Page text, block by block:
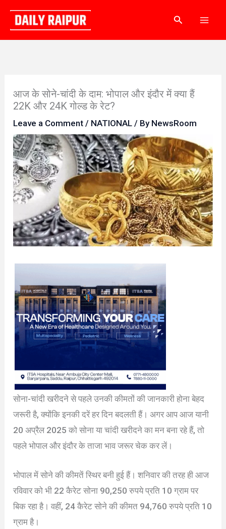
content
Search
आज के सोने-चांदी के दाम: भोपाल और इंदौर में क्या हैं
22K और 24K गोल्ड के रेट?
Leave a Comment / NATIONAL / By NewsRoom
सोना-चांदी खरीदने से पहले उनकी कीमतों की जानकारी होना बेहद
जरूरी है, क्योंकि इनकी दरें हर दिन बदलती हैं। अगर आप आज यानी
20 अप्रैल 2025 को सोना या चांदी खरीदने का मन बना रहे हैं, तो
पहले भोपाल और इंदौर के ताजा भाव जरूर चेक कर लें।
भोपाल में सोने की कीमतें स्थिर बनी हुई हैं। शनिवार की तरह ही आज
रविवार को भी 22 कैरेट सोना 90,250 रुपये प्रति 10 ग्राम पर
बिक रहा है। वहीं, 24 कैरेट सोने की कीमत 94,760 रुपये प्रति 10
ग्राम है।